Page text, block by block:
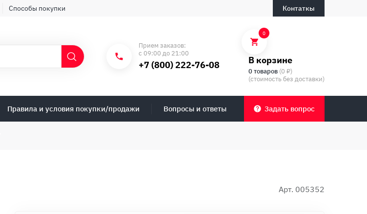
Способы покупки Контаткы
Прием заказов:
с 09:00 до 21:00
+7 (800) 222-76-08
0
В корзине
0 товаров (0 ₽)
(стоимость без доставки)
Правила и условия покупки/продажи Вопросы и ответы Задать вопрос
Арт. 005352